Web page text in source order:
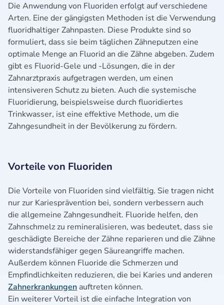
Die Anwendung von Fluoriden erfolgt auf verschiedene
Arten. Eine der gängigsten Methoden ist die Verwendung
fluoridhaltiger Zahnpasten. Diese Produkte sind so
formuliert, dass sie beim täglichen Zähneputzen eine
optimale Menge an Fluorid an die Zähne abgeben. Zudem
gibt es Fluorid-Gele und -Lösungen, die in der
Zahnarztpraxis aufgetragen werden, um einen
intensiveren Schutz zu bieten. Auch die systemische
Fluoridierung, beispielsweise durch fluoridiertes
Trinkwasser, ist eine effektive Methode, um die
Zahngesundheit in der Bevölkerung zu fördern.
Vorteile von Fluoriden
Die Vorteile von Fluoriden sind vielfältig. Sie tragen nicht
nur zur Kariesprävention bei, sondern verbessern auch
die allgemeine Zahngesundheit. Fluoride helfen, den
Zahnschmelz zu remineralisieren, was bedeutet, dass sie
geschädigte Bereiche der Zähne reparieren und die Zähne
widerstandsfähiger gegen Säureangriffe machen.
Außerdem können Fluoride die Schmerzen und
Empfindlichkeiten reduzieren, die bei Karies und anderen
Zahnerkrankungen auftreten können.
Ein weiterer Vorteil ist die einfache Integration von